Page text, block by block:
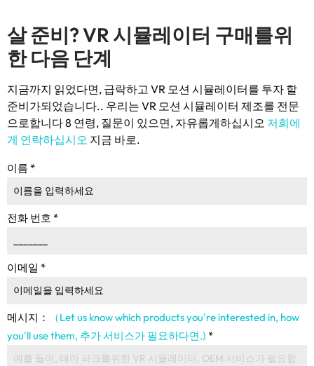
살 준비? VR 시뮬레이터 구매를위
한 다음 단계
지금까지 읽었다면, 급락하고 VR 모션 시뮬레이터를 투자 할
준비가되었습니다.. 우리는 VR 모션 시뮬레이터 제조를 전문
으로합니다 8 연령, 질문이 있으면, 자유롭게하십시오 저희에
게 연락하십시오 지금 바로.
이름 *
전화 번호 *
이메일 *
메시지： （Let us know which products you're interested in, how
you'll use them, 추가 서비스가 필요하다면.) *